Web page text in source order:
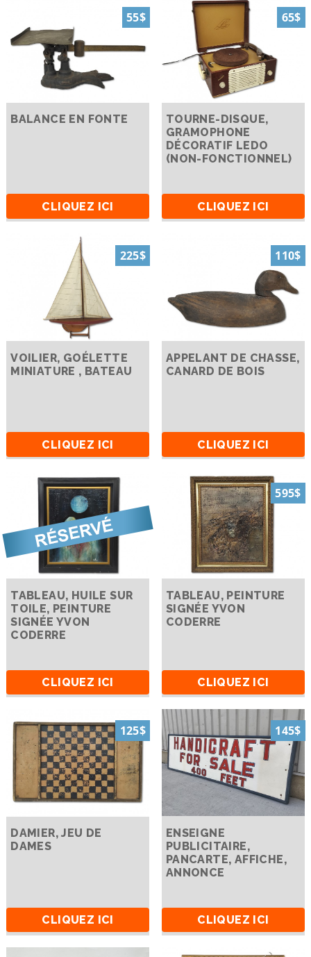
55$
BALANCE EN FONTE
CLIQUEZ ICI
65$
TOURNE-DISQUE,
GRAMOPHONE
DÉCORATIF LEDO
(NON-FONCTIONNEL)
CLIQUEZ ICI
225$
VOILIER, GOÉLETTE
MINIATURE , BATEAU
CLIQUEZ ICI
110$
APPELANT DE CHASSE,
CANARD DE BOIS
CLIQUEZ ICI
TABLEAU, HUILE SUR
TOILE, PEINTURE
SIGNÉE YVON
CODERRE
CLIQUEZ ICI
595$
TABLEAU, PEINTURE
SIGNÉE YVON
CODERRE
CLIQUEZ ICI
125$
DAMIER, JEU DE
DAMES
CLIQUEZ ICI
145$
ENSEIGNE
PUBLICITAIRE,
PANCARTE, AFFICHE,
ANNONCE
CLIQUEZ ICI